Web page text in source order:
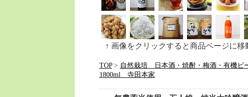
↑ 画像をクリックすると商品ページに移
TOP> 自然栽培 日本酒・焼酎・梅酒・有機ビ
1800ml 寺田本家